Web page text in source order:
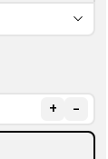
+ -